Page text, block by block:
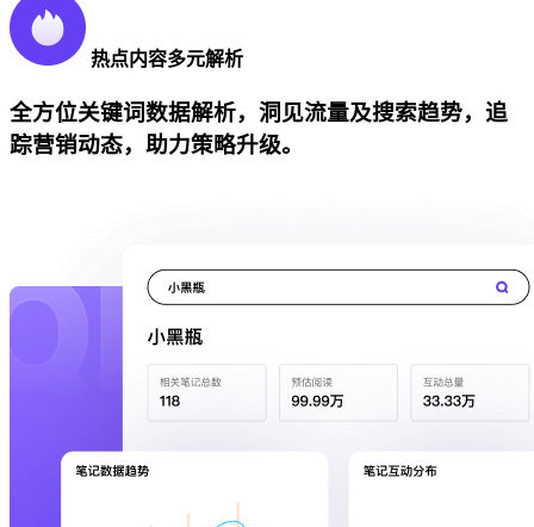
热点内容多元解析
全方位关键词数据解析，洞见流量及搜索趋势，追
踪营销动态，助力策略升级。